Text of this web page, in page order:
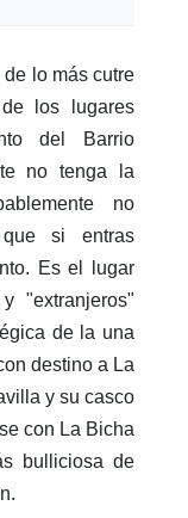
lo más cutre
los lugares
del Barrio
no tenga la
no
si entras
Es el lugar
"extranjeros"
de la una
destino a La
y su casco
con La Bicha
bulliciosa de